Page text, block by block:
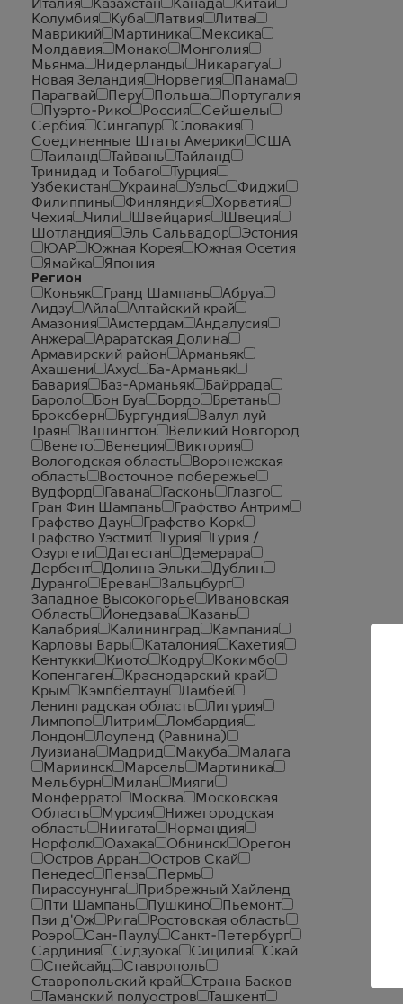
Италия
Казахстан Канада
Китай
Колумбия
Куба Латвия
Литва
Маврикий
Мартиника
Мексика
Молдавия
Монако
Монголия
Мьянма
Нидерланды
Никарагуа
Новая Зеландия
Норвегия
Панама
Парагвай
Перу Польша
Португалия
Пуэрто-Рико
Россия
Сейшелы
Сербия
Сингапур
Словакия
Соединенные Штаты Америки
США
Таиланд
Тайвань
Тайланд
Тринидад и Тобаго
Турция
Узбекистан
Украина Уэльс
Фиджи
Филиппины
Финляндия
Хорватия
Чехия
Чили Швейцария
Швеция
Шотландия
Эль Сальвадор
Эстония
ЮАР
Южная Корея
Южная Осетия
Ямайка
Япония
Регион
Коньяк
Гранд Шампань
Абруа
Аидзу
Айла
Алтайский край
Амазония
Амстердам
Андалусия
Анжера
Араратская Долина
Армавирский район
Арманьяк
Ахашени
Ахус
Ба-Арманьяк
Бавария
Баз-Арманьяк
Байррада
Бароло
Бон Буа Бордо
Бретань
Броксберн
Бургундия
Валул луй
Траян
Вашингтон
Великий Новгород
Венето
Венеция
Виктория
Вологодская область
Воронежская
область
Восточное побережье
Вудфорд
Гавана Гасконь
Глазго
Гран Фин Шампань
Графство Антрим
Графство Даун
Графство Корк
Графство Уэстмит
Гурия
Гурия /
Озургети
Дагестан
Демерара
Дербент
Долина Эльки
Дублин
Дуранго
Ереван
Зальцбург
Западное Высокогорье
Ивановская
Область
Йонедзава
Казань
Калабрия
Калининград
Кампания
Карловы Вары
Каталония
Кахетия
Кентукки
Киото Кодру
Кокимбо
Копенгаген
Краснодарский край
Крым
Кэмпбелтаун
Ламбей
Ленинградская область
Лигурия
Лимпопо
Литрим
Ломбардия
Лондон
Лоуленд (Равнина)
Луизиана
Мадрид Макуба
Малага
Мариинск
Марсель
Мартиника
Мельбурн
Милан
Мияги
Монферрато
Москва
Московская
Область
Мурсия
Нижегородская
область
Ниигата
Нормандия
Норфолк
Оахака Обнинск
Орегон
Остров Арран
Остров Скай
Пенедес
Пенза
Пермь
Пирассунунга
Прибрежный Хайленд
Пти Шампань
Пушкино
Пьемонт
Пэи д'Ож
Рига
Ростовская область
Роэро
Сан-Паулу
Санкт-Петербург
Сардиния
Сидзуока Сицилия
Скай
Спейсайд
Ставрополь
Ставропольский край
Страна Басков
Таманский полуостров
Ташкент